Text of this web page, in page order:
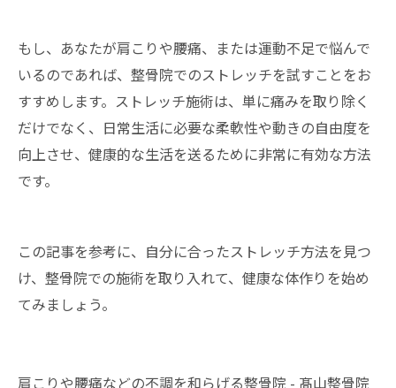
もし、あなたが肩こりや腰痛、または運動不足で悩んで
いるのであれば、整骨院でのストレッチを試すことをお
すすめします。ストレッチ施術は、単に痛みを取り除く
だけでなく、日常生活に必要な柔軟性や動きの自由度を
向上させ、健康的な生活を送るために非常に有効な方法
です。
この記事を参考に、自分に合ったストレッチ方法を見つ
け、整骨院での施術を取り入れて、健康な体作りを始め
てみましょう。
肩こりや腰痛などの不調を和らげる整骨院 - 髙山整骨院